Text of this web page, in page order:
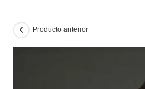
Producto anterior